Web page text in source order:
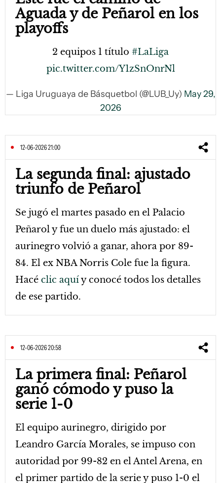
Aguada y de Peñarol en los
playoffs
2 equipos 1 título #LaLiga
pic.twitter.com/Y1zSnOnrNl
— Liga Uruguaya de Básquetbol (@LUB_Uy) May 29,
2026
12-06-2026 21:00
La segunda final: ajustado
triunfo de Peñarol
Se jugó el martes pasado en el Palacio
Peñarol y fue un duelo más ajustado: el
aurinegro volvió a ganar, ahora por 89-
84. El ex NBA Norris Cole fue la figura.
Hacé clic aquíy conocé todos los detalles
de ese partido.
12-06-2026 20:58
La primera final: Peñarol
ganó cómodo y puso la
serie 1-0
El equipo aurinegro, dirigido por
Leandro García Morales, se impuso con
autoridad por 99-82 en el Antel Arena, en
el primer partido de la serie y puso 1-0 el